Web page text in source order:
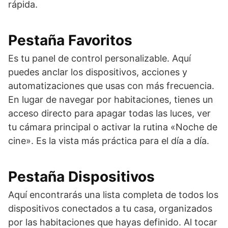
rápida.
Pestaña Favoritos
Es tu panel de control personalizable. Aquí
puedes anclar los dispositivos, acciones y
automatizaciones que usas con más frecuencia.
En lugar de navegar por habitaciones, tienes un
acceso directo para apagar todas las luces, ver
tu cámara principal o activar la rutina «Noche de
cine». Es la vista más práctica para el día a día.
Pestaña Dispositivos
Aquí encontrarás una lista completa de todos los
dispositivos conectados a tu casa, organizados
por las habitaciones que hayas definido. Al tocar